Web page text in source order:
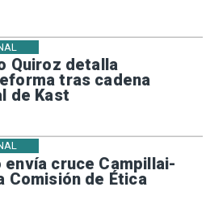
Quiroz detalla
tras cadena
de Kast
envía cruce Campillai-
Comisión de Ética